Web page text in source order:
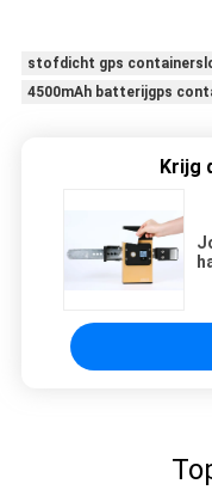
stofdicht gps
4500mAh batterijgps
Krijg